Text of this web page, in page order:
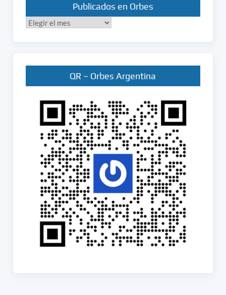
Publicados en Orbes
Publicados
QR – Orbes Argentina